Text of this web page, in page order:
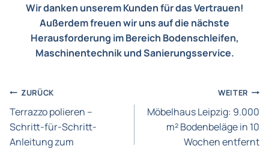
Wir danken unserem Kunden für das Vertrauen!
Außerdem freuen wir uns auf die nächste
Herausforderung im Bereich Bodenschleifen,
Maschinentechnik und Sanierungsservice.
Beitragsnavigation
ZURÜCK
Terrazzo polieren –
Schritt-für-Schritt-
Anleitung zum
WEITER
Möbelhaus Leipzig: 9.000
m² Bodenbeläge in 10
Wochen entfernt